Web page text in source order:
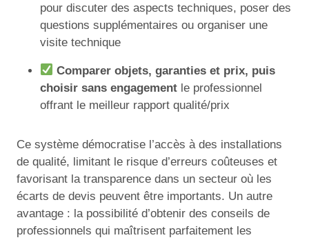
pour discuter des aspects techniques, poser des
questions supplémentaires ou organiser une
visite technique
Comparer objets, garanties et prix, puis
choisir sans engagement le professionnel
offrant le meilleur rapport qualité/prix
Ce système démocratise l’accès à des installations
de qualité, limitant le risque d’erreurs coûteuses et
favorisant la transparence dans un secteur où les
écarts de devis peuvent être importants. Un autre
avantage : la possibilité d’obtenir des conseils de
professionnels qui maîtrisent parfaitement les